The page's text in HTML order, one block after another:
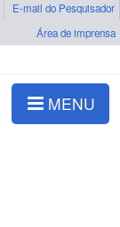
E-mail do Pesquisador
Área de imprensa
MENU